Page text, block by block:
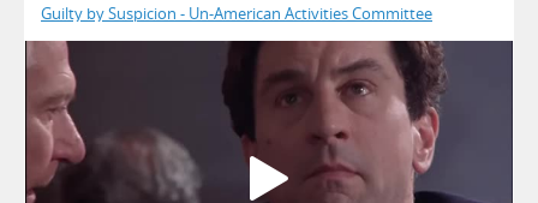
Guilty by Suspicion - Un-American Activities Committee